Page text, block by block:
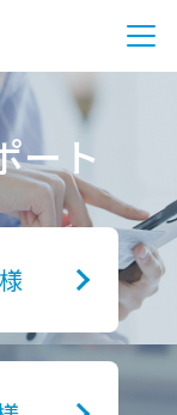
ート